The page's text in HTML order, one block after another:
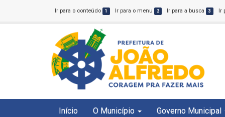
Ir para o conteúdo 1 Ir para o menu 2 Ir para a busca 3 Ir
Início O Município Governo Municipal